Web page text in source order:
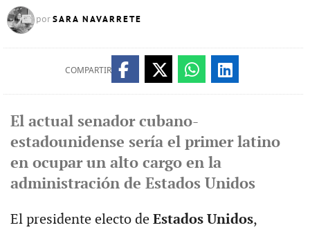
por SARA NAVARRETE
COMPARTIR
El actual senador cubano-
estadounidense sería el primer latino
en ocupar un alto cargo en la
administración de Estados Unidos
El presidente electo de Estados Unidos,